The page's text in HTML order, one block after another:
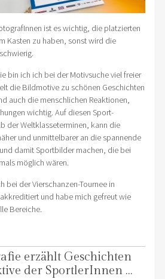
ist es wichtig, die platzierten
Kasten zu haben, sonst wird die
bin ich ich bei der Motivsuche viel freier
die Bildmotive zu schönen Geschichten
auch die menschlichen Reaktionen,
wichtig. Auf diesen Sport-
der Weltklasseterminen, kann die
und unmittelbarer an die spannende
damit Sportbilder machen, die bei
möglich wären.
bei der Vierschanzen-Tournee in
und habe mich gefreut wie
Bereiche.
erzählt Geschichten
der SportlerInnen …